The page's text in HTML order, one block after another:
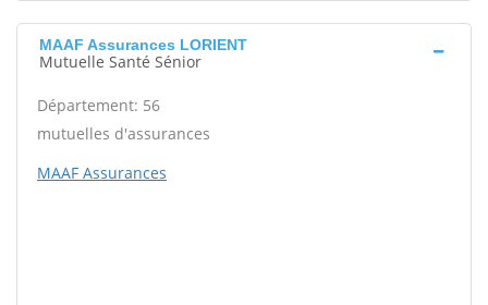
MAAF Assurances LORIENT
Mutuelle Santé Sénior
Département: 56
mutuelles d'assurances
MAAF Assurances